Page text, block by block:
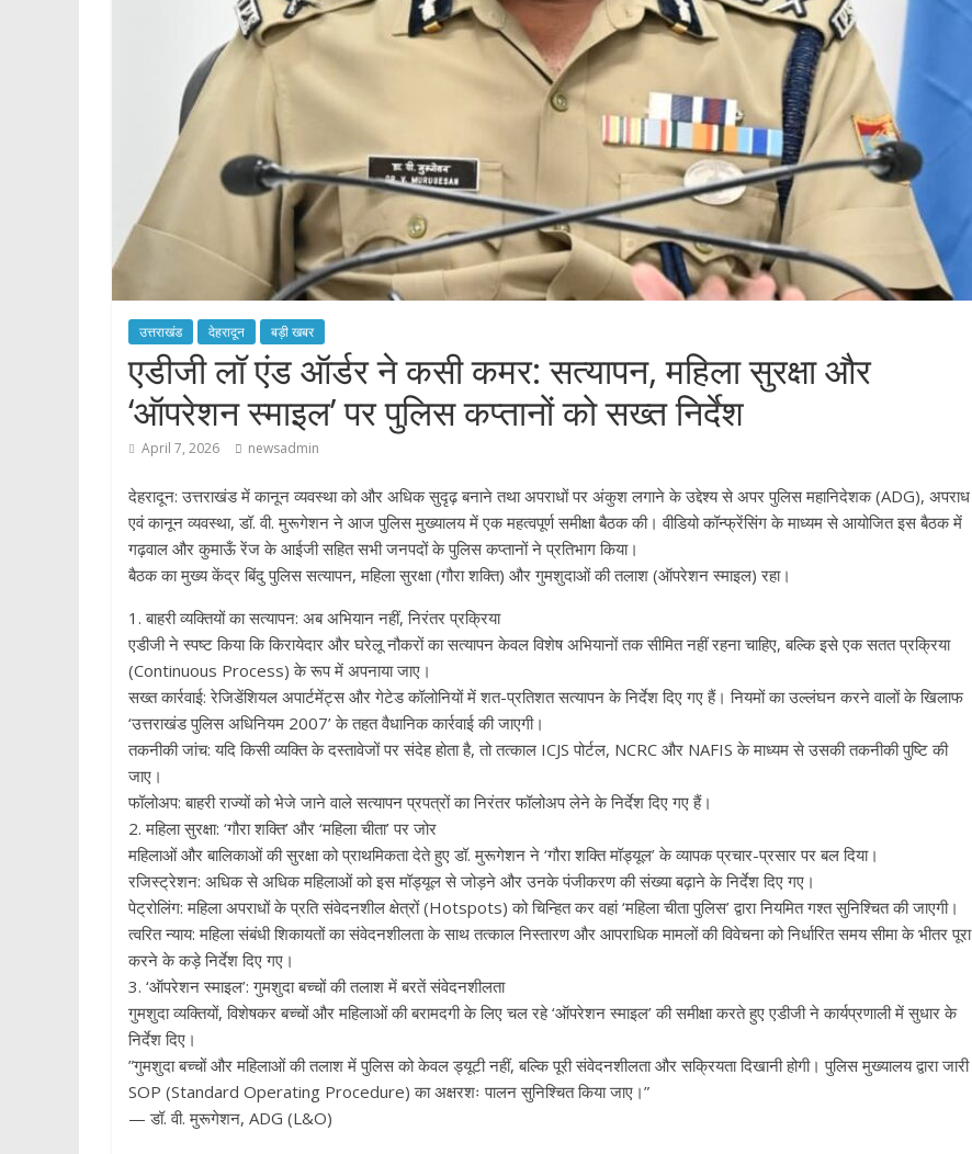
उत्तराखंड देहरादून बड़ी खबर
एडीजी लॉ एंड ऑर्डर ने कसी कमर: सत्यापन, महिला सुरक्षा और
‘ऑपरेशन स्माइल’ पर पुलिस कप्तानों को सख्त निर्देश
April 7, 2026 newsadmin
देहरादून: उत्तराखंड में कानून व्यवस्था को और अधिक सुदृढ़ बनाने तथा अपराधों पर अंकुश लगाने के उद्देश्य से अपर पुलिस महानिदेशक (ADG), अपराध
एवं कानून व्यवस्था, डॉ. वी. मुरूगेशन ने आज पुलिस मुख्यालय में एक महत्वपूर्ण समीक्षा बैठक की। वीडियो कॉन्फ्रेंसिंग के माध्यम से आयोजित इस बैठक में
गढ़वाल और कुमाऊँ रेंज के आईजी सहित सभी जनपदों के पुलिस कप्तानों ने प्रतिभाग किया।
​बैठक का मुख्य केंद्र बिंदु पुलिस सत्यापन, महिला सुरक्षा (गौरा शक्ति) और गुमशुदाओं की तलाश (ऑपरेशन स्माइल) रहा।
​1. बाहरी व्यक्तियों का सत्यापन: अब अभियान नहीं, निरंतर प्रक्रिया
​एडीजी ने स्पष्ट किया कि किरायेदार और घरेलू नौकरों का सत्यापन केवल विशेष अभियानों तक सीमित नहीं रहना चाहिए, बल्कि इसे एक सतत प्रक्रिया
(Continuous Process) के रूप में अपनाया जाए।
​सख्त कार्रवाई: रेजिडेंशियल अपार्टमेंट्स और गेटेड कॉलोनियों में शत-प्रतिशत सत्यापन के निर्देश दिए गए हैं। नियमों का उल्लंघन करने वालों के खिलाफ
‘उत्तराखंड पुलिस अधिनियम 2007’ के तहत वैधानिक कार्रवाई की जाएगी।
​तकनीकी जांच: यदि किसी व्यक्ति के दस्तावेजों पर संदेह होता है, तो तत्काल ICJS पोर्टल, NCRC और NAFIS के माध्यम से उसकी तकनीकी पुष्टि की
जाए।
​फॉलोअप: बाहरी राज्यों को भेजे जाने वाले सत्यापन प्रपत्रों का निरंतर फॉलोअप लेने के निर्देश दिए गए हैं।
​2. महिला सुरक्षा: ‘गौरा शक्ति’ और ‘महिला चीता’ पर जोर
​महिलाओं और बालिकाओं की सुरक्षा को प्राथमिकता देते हुए डॉ. मुरूगेशन ने ‘गौरा शक्ति मॉड्यूल’ के व्यापक प्रचार-प्रसार पर बल दिया।
​रजिस्ट्रेशन: अधिक से अधिक महिलाओं को इस मॉड्यूल से जोड़ने और उनके पंजीकरण की संख्या बढ़ाने के निर्देश दिए गए।
​पेट्रोलिंग: महिला अपराधों के प्रति संवेदनशील क्षेत्रों (Hotspots) को चिन्हित कर वहां ‘महिला चीता पुलिस’ द्वारा नियमित गश्त सुनिश्चित की जाएगी।
​त्वरित न्याय: महिला संबंधी शिकायतों का संवेदनशीलता के साथ तत्काल निस्तारण और आपराधिक मामलों की विवेचना को निर्धारित समय सीमा के भीतर पूरा
करने के कड़े निर्देश दिए गए।
​3. ‘ऑपरेशन स्माइल’: गुमशुदा बच्चों की तलाश में बरतें संवेदनशीलता
​गुमशुदा व्यक्तियों, विशेषकर बच्चों और महिलाओं की बरामदगी के लिए चल रहे ‘ऑपरेशन स्माइल’ की समीक्षा करते हुए एडीजी ने कार्यप्रणाली में सुधार के
निर्देश दिए।
​”गुमशुदा बच्चों और महिलाओं की तलाश में पुलिस को केवल ड्यूटी नहीं, बल्कि पूरी संवेदनशीलता और सक्रियता दिखानी होगी। पुलिस मुख्यालय द्वारा जारी
SOP (Standard Operating Procedure) का अक्षरशः पालन सुनिश्चित किया जाए।”
— डॉ. वी. मुरूगेशन, ADG (L&O)